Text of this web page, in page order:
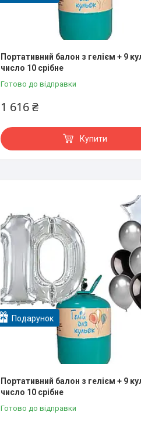
Портативний балон з гелієм + 9
число 10 срібне
Готово до відправки
1 616 ₴
Купити
Подарунок
Портативний балон з гелієм + 9
число 10 срібне
Готово до відправки